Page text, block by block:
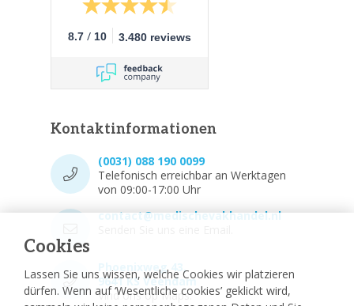
Cookies
Lassen Sie uns wissen, welche Cookies wir platzieren
dürfen. Wenn auf ‘Wesentliche cookies’ geklickt wird,
8.7 / 10 3.480 reviews
Kontaktinformationen
(0031) 088 190 0099
Telefonisch erreichbar an Werktagen
von 09:00-17:00 Uhr
contact@medischevakhandel.nl
Phoenixweg 43,
9641 KS Veendam
Vind ons op Maps.